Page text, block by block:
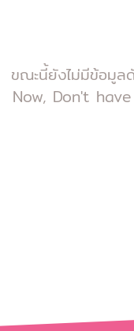
ขณะนี้ยังไม่มีข้อมูล
Now, Don't